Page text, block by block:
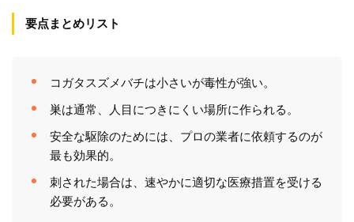
要点まとめリスト
コガタスズメバチは小さいが毒性が強い。
巣は通常、人目につきにくい場所に作られる。
安全な駆除のためには、プロの業者に依頼するのが
最も効果的。
刺された場合は、速やかに適切な医療措置を受ける
必要がある。